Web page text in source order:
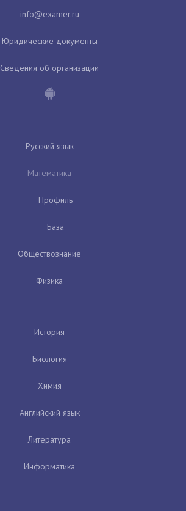
Юридические документы
Сведения об организации
Русский язык
Математика
Профиль
База
Обществознание
Физика
История
Биология
Химия
Английский язык
Литература
Информатика